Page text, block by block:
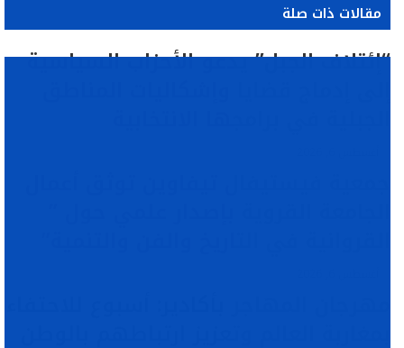
مقالات ذات صلة
“إئتلاف الجبل” يدعو الأحزاب السياسية